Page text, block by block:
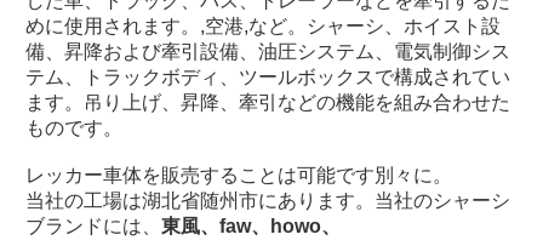
めに使用されます。 ,空港,など。シャーシ、ホイスト設
備、昇降および牽引設備、油圧システム、電気制御シス
テム、トラックボディ、ツールボックスで構成されてい
ます。吊り上げ、昇降、牽引などの機能を組み合わせた
ものです。
レッカー車体を販売することは可能です別々に 。
当社の工場は湖北省随州市にあります。当社のシャーシ
ブランドには、 東風、faw、howo、